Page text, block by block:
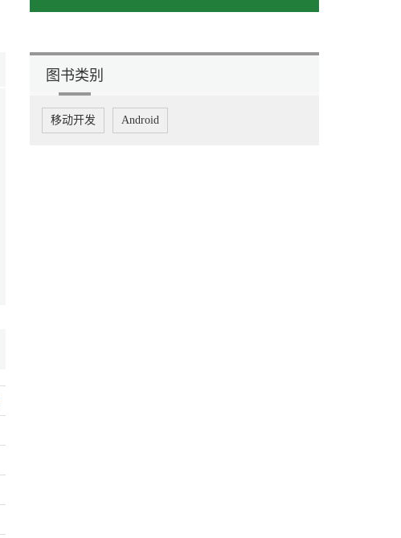
图书类别
移动开发 Android